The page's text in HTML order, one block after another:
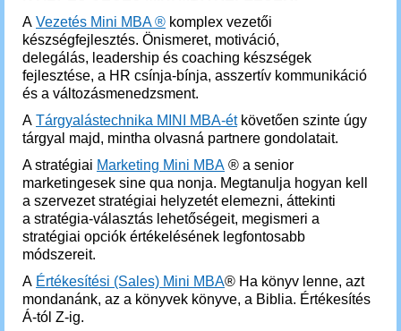
A Vezetés Mini MBA ® komplex vezetői
készségfejlesztés. Önismeret, motiváció,
delegálás, leadership és coaching készségek
fejlesztése, a HR csínja-bínja, asszertív kommunikáció
és a változásmenedzsment.
A Tárgyalástechnika MINI MBA-étkövetően szinte úgy
tárgyal majd, mintha olvasná partnere gondolatait.
A stratégiai Marketing Mini MBA ® a senior
marketingesek sine qua nonja. Megtanulja hogyan kell
a szervezet stratégiai helyzetét elemezni, áttekinti
a stratégia-választás lehetőségeit, megismeri a
stratégiai opciók értékelésének legfontosabb
módszereit.
A Értékesítési (Sales) Mini MBA® Ha könyv lenne, azt
mondanánk, az a könyvek könyve, a Biblia. Értékesítés
Á-tól Z-ig.